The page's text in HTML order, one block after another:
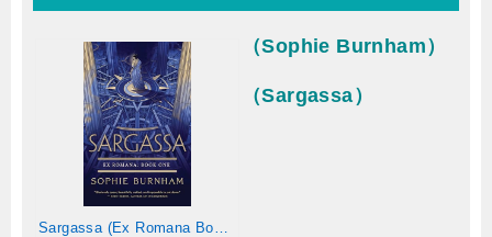
Sargassa (Ex Romana Book 1) (English Edition)
（Sophie Burnham）
（Sargassa）